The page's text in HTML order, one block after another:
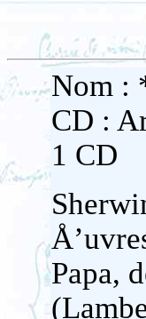
Nom :
CD :
1 CD
Papa,